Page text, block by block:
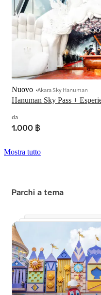
Hanuman Sky Pass +
Nuovo Akara Sky Hanuman
da
1.000 ฿
Mostra tutto
Parchi a tema